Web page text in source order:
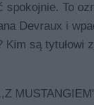
To
Devraux i
są tytułowi